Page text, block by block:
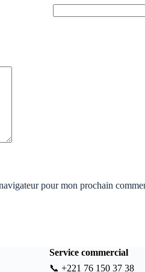
pour mon prochain
Service commercial
📞 +221 76 150 37 38